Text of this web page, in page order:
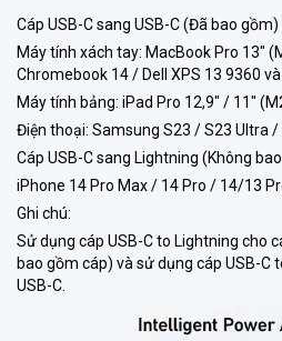
Cáp USB-C sang USB-C (Đã bao gồm)
Máy tính xách tay: MacBook Pro 13″
Chromebook 14 / Dell XPS 13 9360
Máy tính bảng: iPad Pro 12,9″ / 11″
Điện thoại: Samsung S23 / S23 Ultra /
Cáp USB-C sang Lightning (Không
iPhone 14 Pro Max / 14 Pro / 14/13
Ghi chú:
Sử dụng cáp USB-C to Lightning cho
bao gồm cáp) và sử dụng cáp USB-C
USB-C.